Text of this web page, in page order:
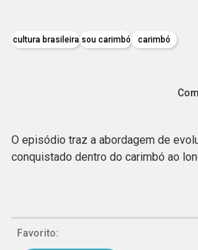
cultura brasileira sou carimbó carimbó
O episódio traz a abordagem de
conquistado dentro do carimbó ao
Favorito: